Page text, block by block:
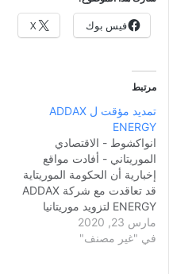
فيس بوك X
مرتبط
تمديد مؤقت ل ADDAX
ENERGY
انواكشوط - الاقتصادي
الموريتاني - أفادت مواقع
إخبارية أن الحكومة الموريتاية
قد تعاقدت مع شركة ADDAX
ENERGY لتزويد موريتانيا
بالمحروقات في الفترة المقبلة،
وذكر ت وكالة الأخبار انفو أن
مارس 23, 2020
في "غير مصنف"